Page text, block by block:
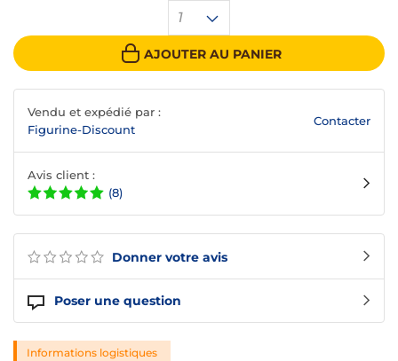
Donner votre avis
Poser une question
1
AJOUTER AU PANIER
Vendu et expédié par :
Figurine-Discount
Contacter
Avis client :
(8)
Informations logistiques